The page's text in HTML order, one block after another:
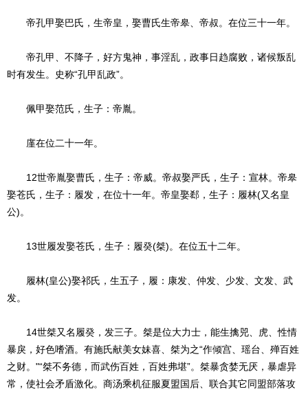
帝孔甲娶巴氏，生帝皇，娶曹氏生帝皋、帝叔。在位三十一年。
帝孔甲、不降子，好方鬼神，事淫乱，政事日趋腐败，诸候叛乱
时有发生。史称“孔甲乱政”。
佩甲娶范氏，生子：帝胤。
廑在位二十一年。
12世帝胤娶曹氏，生子：帝威。帝叔娶严氏，生子：宣林。帝皋
娶苍氏，生子：履发，在位十一年。帝皇娶郄，生子：履林(又名皇
公)。
13世履发娶苍氏，生子：履癸(桀)。在位五十二年。
履林(皇公)娶祁氏，生五子，履：康发、仲发、少发、文发、武
发。
14世桀又名履癸，发三子。桀是位大力士，能生擒兕、虎、性情
暴戾，好色嗜酒。有施氏献美女妹喜、桀为之“作倾宫、瑶台、殚百姓
之财。"“桀不务德，而武伤百姓，百姓弗堪”。桀暴贪婪无厌，暴虐异
常，使社会矛盾激化。商汤乘机征服夏盟国后、联合其它同盟部落攻